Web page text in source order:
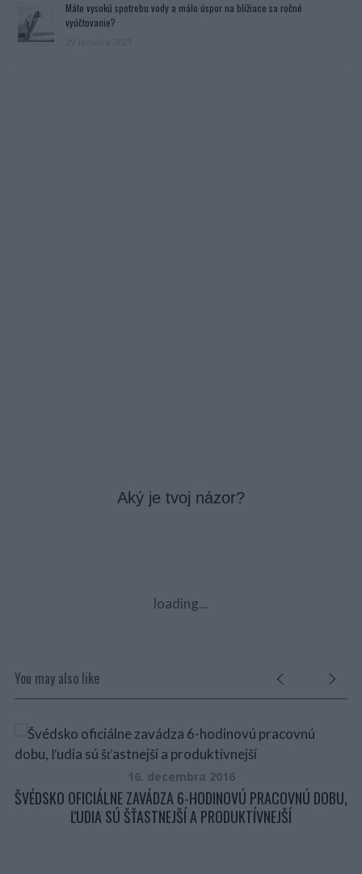
Máte vysokú spotrebu vody a málo úspor na blížiace sa ročné
vyúčtovanie?
Aký je tvoj názor?
loading...
You may also like
16. decembra 2016
ŠVÉDSKO OFICIÁLNE ZAVÁDZA 6-HODINOVÚ PRACOVNÚ DOBU,
ĽUDIA SÚ ŠŤASTNEJŠÍ A PRODUKTÍVNEJŠÍ